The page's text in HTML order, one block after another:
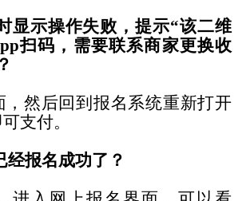
显示操作失败，提示“该二维
扫码，需要联系商家更换收
，然后回到报名系统重新打开
支付。
经报名成功了？